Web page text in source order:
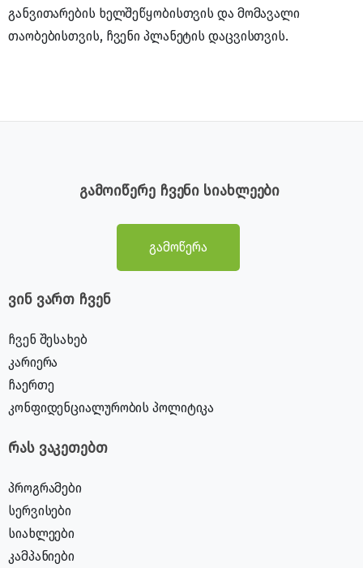
განვითარების ხელშეწყობისთვის და მომავალი
თაობებისთვის, ჩვენი პლანეტის დაცვისთვის.
გამოიწერე ჩვენი სიახლეები
გამოწერა
ვინ ვართ ჩვენ
ჩვენ შესახებ
კარიერა
ჩაერთე
კონფიდენციალურობის პოლიტიკა
რას ვაკეთებთ
პროგრამები
სერვისები
სიახლეები
კამპანიები